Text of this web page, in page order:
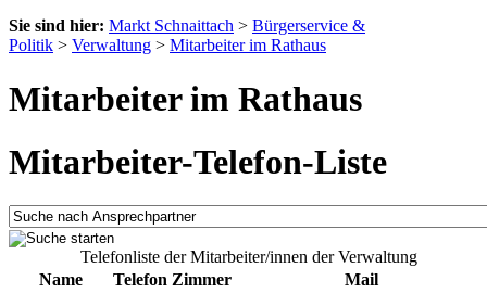
Sie sind hier: Markt Schnaittach > Bürgerservice &
Politik > Verwaltung > Mitarbeiter im Rathaus
Mitarbeiter im Rathaus
Mitarbeiter-Telefon-Liste
Telefonliste der Mitarbeiter/innen der Verwaltung
Name
Telefon Zimmer
Mail